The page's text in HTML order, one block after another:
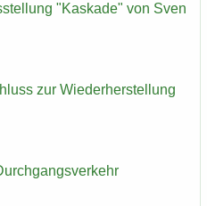
"Kas­ka­de" von Sven
zur Wie­der­her­stel­lung